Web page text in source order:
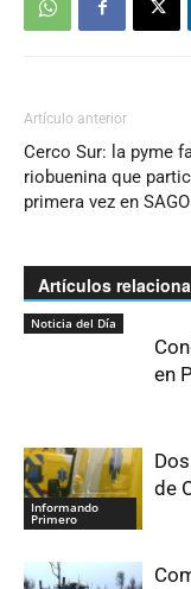
Artículo anterior
Cerco Sur: la pyme
riobuenina que
primera vez en
Artículos
Noticia del Día
en
Informando
Primero
de